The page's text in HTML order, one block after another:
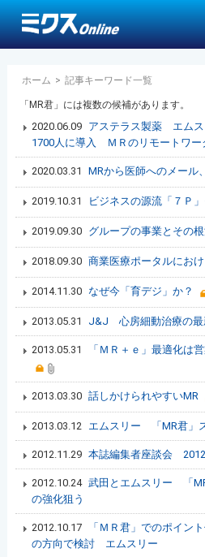
ホーム > 記事キーワード一覧
「MR君」には複数の候補があります。
2020.06.09
アステラス製薬 エムス
1700人に導入 ＭＲのリモートワー
2020.03.31 MRから医師へのメール
2019.10.31 ビジネスの源流「７Ｐ
2019.09.30 グループの事業とその
2018.09.30 商業医療ポータルにお
2014.11.30 なぜ今「育デジ」か？
2013.05.31 J&J 心房細動治療の最
2013.05.31 「ＭＲ＋ｅ」最適化は
2013.03.30 話しかけられやすいMR
2013.03.12 エムスリー 「MR君」
2012.11.29 本誌編集者座談会
2012.10.24 武田とエムスリー 「
の強化狙う
2012.10.17
「ＭＲ君」でのポイン
の方向で検討 エムスリー